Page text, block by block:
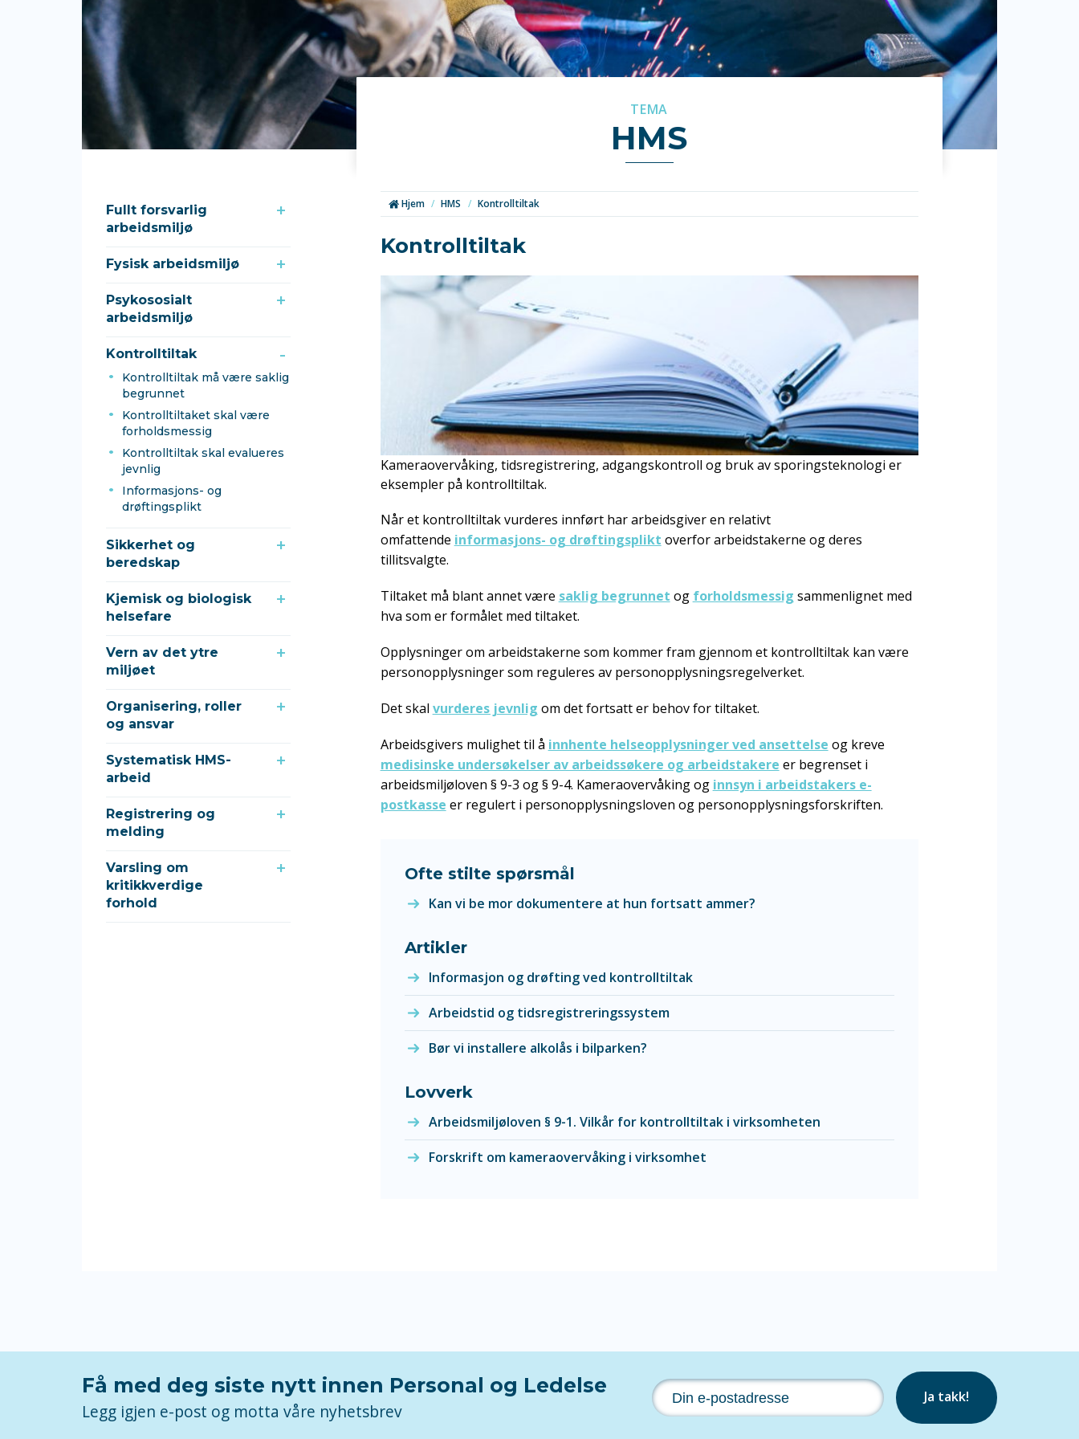
TEMA
HMS
Fullt forsvarlig
arbeidsmiljø
Fysisk arbeidsmiljø
Psykososialt
arbeidsmiljø
Kontrolltiltak
Kontrolltiltak må være saklig
begrunnet
Kontrolltiltaket skal være
forholdsmessig
Kontrolltiltak skal evalueres
jevnlig
Informasjons- og
drøftingsplikt
Sikkerhet og
beredskap
Kjemisk og biologisk
helsefare
Vern av det ytre
miljøet
Organisering, roller
og ansvar
Systematisk HMS-
arbeid
Registrering og
melding
Varsling om
kritikkverdige
forhold
Hjem / HMS / Kontrolltiltak
Kontrolltiltak
Kameraovervåking, tidsregistrering, adgangskontroll og bruk av sporingsteknologi er
eksempler på kontrolltiltak.
Når et kontrolltiltak vurderes innført har arbeidsgiver en relativt
omfattende informasjons- og drøftingsplikt overfor arbeidstakerne og deres
tillitsvalgte.
Tiltaket må blant annet være saklig begrunnet og forholdsmessig sammenlignet med
hva som er formålet med tiltaket.
Opplysninger om arbeidstakerne som kommer fram gjennom et kontrolltiltak kan være
personopplysninger som reguleres av personopplysningsregelverket.
Det skal vurderes jevnlig om det fortsatt er behov for tiltaket.
Arbeidsgivers mulighet til å innhente helseopplysninger ved ansettelse og kreve
medisinske undersøkelser av arbeidssøkere og arbeidstakere er begrenset i
arbeidsmiljøloven § 9-3 og § 9-4. Kameraovervåking og innsyn i arbeidstakers e-
postkasse er regulert i personopplysningsloven og personopplysningsforskriften.
Ofte stilte spørsmål
Kan vi be mor dokumentere at hun fortsatt ammer?
Artikler
Informasjon og drøfting ved kontrolltiltak
Arbeidstid og tidsregistreringssystem
Bør vi installere alkolås i bilparken?
Lovverk
Arbeidsmiljøloven § 9-1. Vilkår for kontrolltiltak i virksomheten
Forskrift om kameraovervåking i virksomhet
Få med deg siste nytt innen Personal og Ledelse
Legg igjen e-post og motta våre nyhetsbrev
Ja takk!